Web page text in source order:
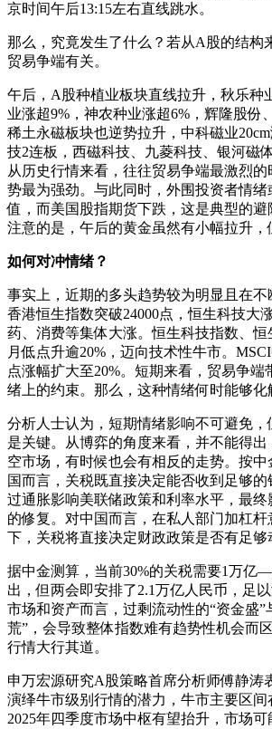
京时间午后13:15左右直线跳水。
那么，究竟发生了什么？若从A股的结构
贸易争端有关。
午后，A股种植业板块直线拉升，秋乐种
业涨超9%，神农种业涨超6%，辉隆股份
稀土永磁板块也逆势拉升，中科磁业
技2连板，西磁科技、九菱科技、银河磁
从历史行情来看，往往贸易争端最激烈
势最为强劲。与此同时，外围投资者情
值，而美国股指期货下跌，这是典型的
注意的是，午后的黄金虽然有小幅拉升，
如何对冲情绪？
事实上，近期的多头趋势较为明显且在不
香港恒生指数突破24000点，恒生科技大
药、消费等集体大涨。恒生科技指数、
月低点升逾20%，迈向技术性牛市。
点涨幅扩大至20%。短期来看，贸易争端
绪上的约束。那么，这种情绪何时能够化
分析人士认为，短期情绪影响不可避免
是关键。从博弈的角度来看，并不能得出
空市场，有时候也会有相反的走势。按
国而言，关税既直接决定能否收到足够
过通胀影响美联储政策和利率水平，最
的修复。对中国而言，在私人部门加杠
下，关税将直接决定财政政策是否有足够
据中金测算，当前30%的关税需要1万亿
出，但两会即安排了2.1万亿人民币，足
市场和资产而言，过剩流动性的“资金盛”
荒”，会导致整体指数难有趋势性机会而
行情大行其道。
申万宏源研究A股策略首席分析师傅静涛
演绎牛市级别行情的潜力，牛市主要区间
2025年四季度市场中枢有望抬升，市场可